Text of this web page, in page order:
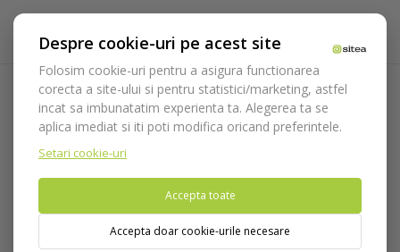
Despre cookie-uri pe acest site
Folosim cookie-uri pentru a asigura functionarea
corecta a site-ului si pentru statistici/marketing, astfel
incat sa imbunatatim experienta ta. Alegerea ta se
aplica imediat si iti poti modifica oricand preferintele.
Setari cookie-uri
Accepta toate
Accepta doar cookie-urile necesare
Acasa Instrumentar
Chirurgie si implantologie
Instrumentar extractie
Elevatoare / Luxatoare
Elevator
Luxator cod 730/4C
Nu puteti plasa comenzi din tara din care accesati website-ul
(United States).